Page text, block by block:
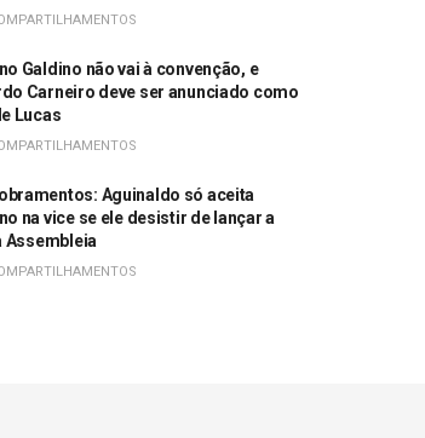
Galdino não vai à convenção, e
Carneiro deve ser anunciado como
Lucas
Aguinaldo só aceita
na vice se ele desistir de lançar a
Assembleia